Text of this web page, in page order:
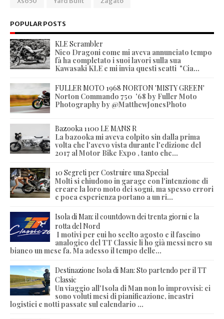
POPULAR POSTS
KLE Scrambler
Nico Dragoni come mi aveva annunciato tempo
fà ha completato i suoi lavori sulla sua
Kawasaki KLE e mi invia questi scatti "Cia...
FULLER MOTO 1968 NORTON 'MISTY GREEN'
Norton Commando 750 '68 by Fuller Moto
Photography by @MatthewJonesPhoto
Bazooka 1100 LE MANS R
La bazooka mi aveva colpito sin dalla prima
volta che l'avevo vista durante l'edizione del
2017 al Motor Bike Expo , tanto che...
10 Segreti per Costruire una Special
Molti si chiudono in garage con l'intenzione di
creare la loro moto dei sogni, ma spesso errori
e poca esperienza portano a un ri...
Isola di Man: il countdown dei trenta giorni e la
rotta del Nord
I motivi per cui ho scelto agosto e il fascino
analogico del TT Classic li ho già messi nero su
bianco un mese fa. Ma adesso il tempo delle...
Destinazione Isola di Man: Sto partendo per il TT
Classic
Un viaggio all'Isola di Man non lo improvvisi: ci
sono voluti mesi di pianificazione, incastri
logistici e notti passate sul calendario ...